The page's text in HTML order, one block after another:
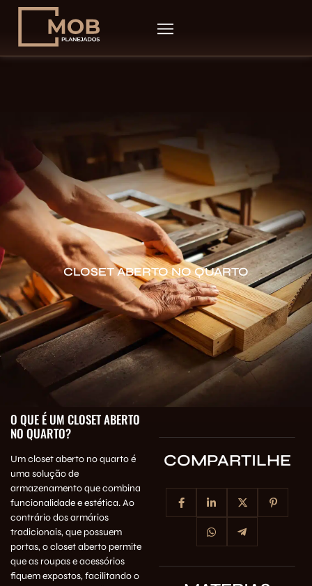
CLOSET ABERTO NO QUARTO
O QUE É UM CLOSET ABERTO
NO QUARTO?
Um closet aberto no quarto é
uma solução de
armazenamento que combina
funcionalidade e estética. Ao
contrário dos armários
tradicionais, que possuem
portas, o closet aberto permite
que as roupas e acessórios
fiquem expostos, facilitando o
COMPARTILHE